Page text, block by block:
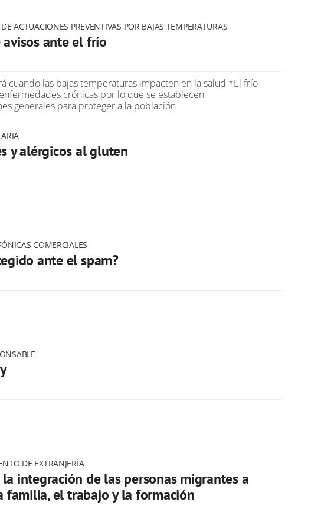
ACTUACIONES PREVENTIVAS POR BAJAS TEMPERATURAS
avisos ante el frío
cuando las bajas temperaturas impacten en la salud *El frío
crónicas por lo que se establecen
generales para proteger a la población
y alérgicos al gluten
COMERCIALES
ante el spam?
DE EXTRANJERÍA
integración de las personas migrantes a
familia, el trabajo y la formación